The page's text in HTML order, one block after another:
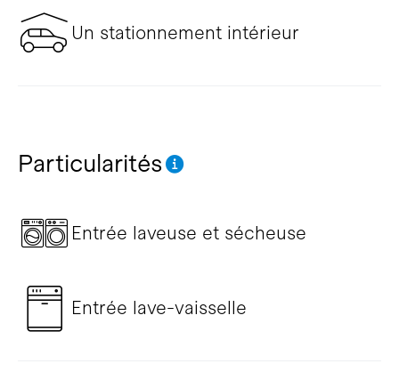
Un stationnement intérieur
Particularités
Entrée laveuse et sécheuse
Entrée lave-vaisselle